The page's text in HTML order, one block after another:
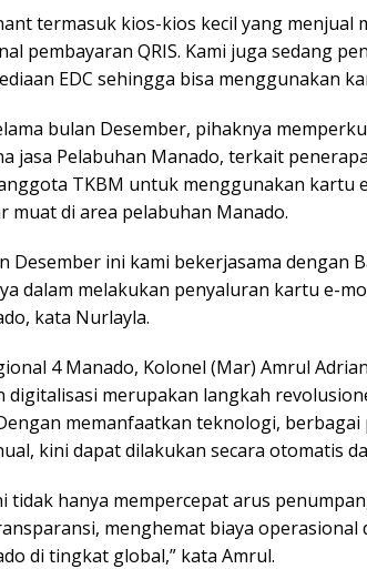
termasuk kios-kios kecil yang menjual
pembayaran QRIS. Kami juga sedang
EDC sehingga bisa menggunakan
bulan Desember, pihaknya
jasa Pelabuhan Manado, terkait
TKBM untuk menggunakan kartu
muat di area pelabuhan Manado.
Desember ini kami bekerjasama dengan
dalam melakukan penyaluran kartu e-
kata Nurlayla.
4 Manado, Kolonel (Mar) Amrul
digitalisasi merupakan langkah
memanfaatkan teknologi,
kini dapat dilakukan secara otomatis
tidak hanya mempercepat arus
menghemat biaya operasional
di tingkat global,” kata Amrul.